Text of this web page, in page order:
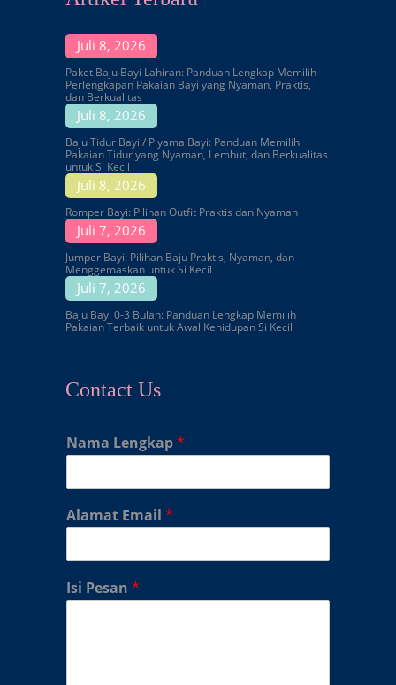
Juli 8, 2026
Paket Baju Bayi Lahiran: Panduan Lengkap Memilih
Perlengkapan Pakaian Bayi yang Nyaman, Praktis,
dan Berkualitas
Juli 8, 2026
Baju Tidur Bayi / Piyama Bayi: Panduan Memilih
Pakaian Tidur yang Nyaman, Lembut, dan Berkualitas
untuk Si Kecil
Juli 8, 2026
Romper Bayi: Pilihan Outfit Praktis dan Nyaman
Juli 7, 2026
Jumper Bayi: Pilihan Baju Praktis, Nyaman, dan
Menggemaskan untuk Si Kecil
Juli 7, 2026
Baju Bayi 0-3 Bulan: Panduan Lengkap Memilih
Pakaian Terbaik untuk Awal Kehidupan Si Kecil
Contact Us
Nama Lengkap*
Alamat Email *
Isi Pesan *